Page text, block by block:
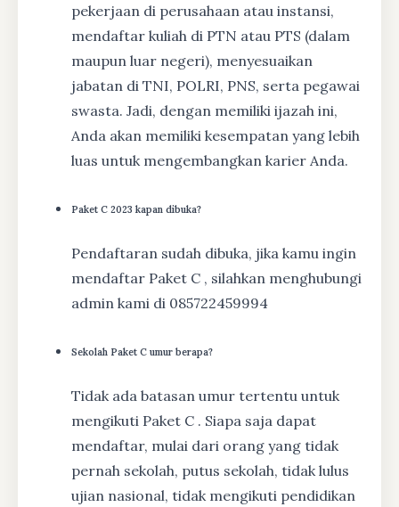
pekerjaan di perusahaan atau instansi,
mendaftar kuliah di PTN atau PTS (dalam
maupun luar negeri), menyesuaikan
jabatan di TNI, POLRI, PNS, serta pegawai
swasta. Jadi, dengan memiliki ijazah ini,
Anda akan memiliki kesempatan yang lebih
luas untuk mengembangkan karier Anda.
Paket C 2023 kapan dibuka?
Pendaftaran sudah dibuka, jika kamu ingin
mendaftar Paket C , silahkan menghubungi
admin kami di 085722459994
Sekolah Paket C umur berapa?
Tidak ada batasan umur tertentu untuk
mengikuti Paket C . Siapa saja dapat
mendaftar, mulai dari orang yang tidak
pernah sekolah, putus sekolah, tidak lulus
ujian nasional, tidak mengikuti pendidikan